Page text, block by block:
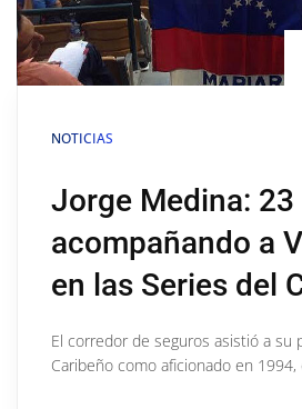
NOTICIAS
Jorge Medina: 23
acompañando a
en las Series del
El corredor de seguros asistió a su
Caribeño como aficionado en